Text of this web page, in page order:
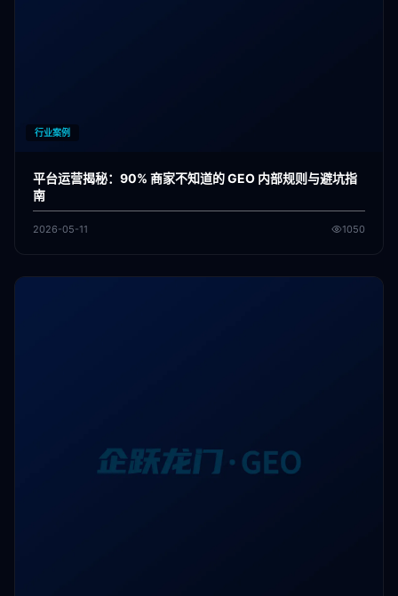
行业案例
平台运营揭秘：90% 商家不知道的 GEO 内部规则与避坑指
南
2026-05-11 1050